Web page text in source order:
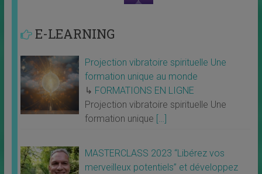
E-LEARNING
Projection vibratoire spirituelle Une
formation unique au monde
↳ FORMATIONS EN LIGNE
Projection vibratoire spirituelle Une
formation unique […]
MASTERCLASS 2023 “Libérez vos
merveilleux potentiels” et développez